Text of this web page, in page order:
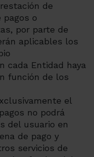
de
pagos o
por parte de
aplicables los
cada Entidad haya
función de los
el
no podrá
del usuario en
de pago y
servicios de